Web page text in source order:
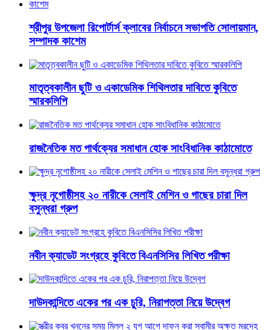
শ্রীপুর উপজেলা রিপোর্টার্স ক্লাবের নির্বাচনে সভাপতি সোলায়মান,
সম্পাদক কাশেম
মাতৃত্বকালীন ছুটি ও একাডেমিক শিথিলতার দাবিতে কুবিতে
স্মারকলিপি
রাজনৈতিক মত পার্থক্যের সমাধান হোক সাংবিধানিক কাঠামোতে
ক্ষুদ্র নৃগোষ্ঠীসহ ২০ নারীকে সেলাই মেশিন ও গাছের চারা দিল
বসুন্ধরা গ্রুপ
নবীন ক্যাডেট সংগ্রহে কুবিতে বিএনসিসির লিখিত পরীক্ষা
দাউদকান্দিতে একের পর এক চুরি, নিরাপত্তা নিয়ে উদ্বেগ